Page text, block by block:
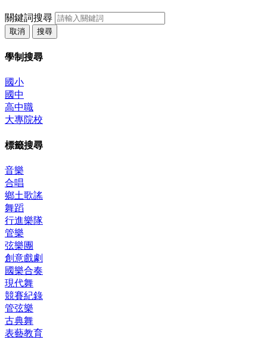
關鍵詞搜尋
取消 搜尋
學制搜尋
國小
國中
高中職
大專院校
標籤搜尋
音樂
合唱
鄉土歌謠
舞蹈
行進樂隊
管樂
弦樂團
創意戲劇
國樂合奏
現代舞
競賽紀錄
管弦樂
古典舞
表藝教育